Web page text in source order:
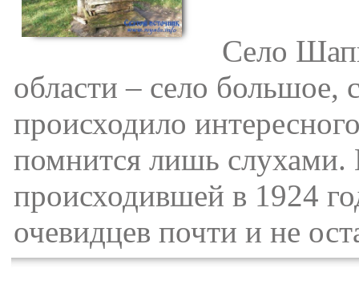
Село
области – село большое,
происходило
помнится лишь слухами.
происходившей в 1924
очевидцев почти и не